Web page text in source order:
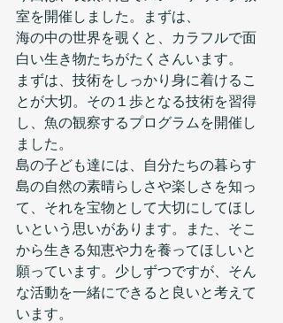
室を開催しました。まずは、
海の中の世界を覗くと、カラフルで面
白い生き物たちがたくさんいます。
まずは、技術をしっかり身に着けるこ
とが大切。その１歩となる技術を習得
し、魚の観察するプログラムを開催し
ました。
島の子ども達には、自分たちの暮らす
島の自然の素晴らしさや楽しさを知っ
て、それを宝物として大切にしてほし
いという思いがあります。また、そこ
から生きる知恵や力を養ってほしいと
願っています。少しずつですが、そん
な活動を一緒にできると良いと考えて
います。